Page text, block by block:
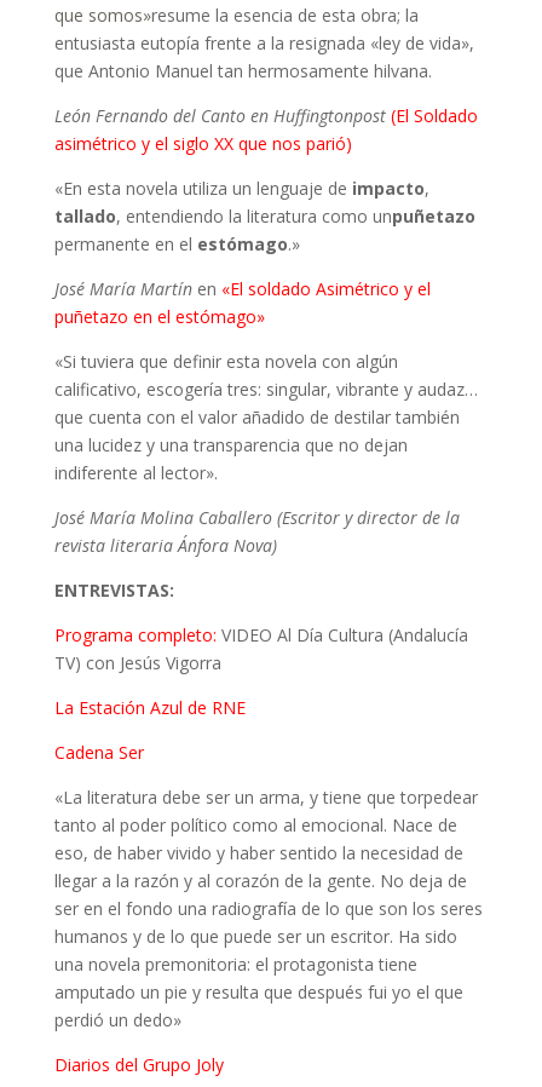
que somos»resume la esencia de esta obra; la
entusiasta eutopía frente a la resignada «ley de vida»,
que Antonio Manuel tan hermosamente hilvana.
León Fernando del Canto en Huffingtonpost (El Soldado
asimétrico y el siglo XX que nos parió)
«En esta novela utiliza un lenguaje de impacto,
tallado, entendiendo la literatura como unpuñetazo
permanente en el estómago.»
José María Martínen «El soldado Asimétrico y el
puñetazo en el estómago»
«Si tuviera que definir esta novela con algún
calificativo, escogería tres: singular, vibrante y audaz…
que cuenta con el valor añadido de destilar también
una lucidez y una transparencia que no dejan
indiferente al lector».
José María Molina Caballero (Escritor y director de la
revista literaria Ánfora Nova)
ENTREVISTAS:
Programa completo: VIDEO Al Día Cultura (Andalucía
TV) con Jesús Vigorra
La Estación Azul de RNE
Cadena Ser
«La literatura debe ser un arma, y tiene que torpedear
tanto al poder político como al emocional. Nace de
eso, de haber vivido y haber sentido la necesidad de
llegar a la razón y al corazón de la gente. No deja de
ser en el fondo una radiografía de lo que son los seres
humanos y de lo que puede ser un escritor. Ha sido
una novela premonitoria: el protagonista tiene
amputado un pie y resulta que después fui yo el que
perdió un dedo»
Diarios del Grupo Joly